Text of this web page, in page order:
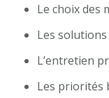
Le choix des
Les solutions
L’entretien
Les priorités